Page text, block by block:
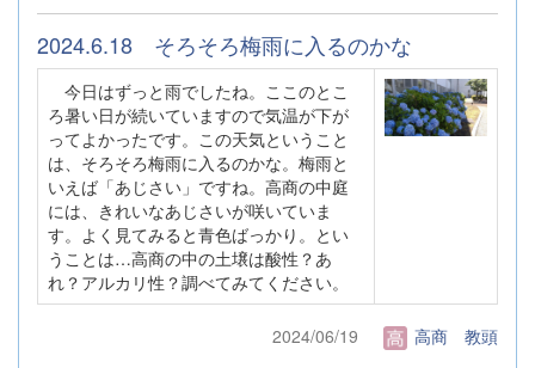
2024.6.18 そろそろ梅雨に入るのかな
今日はずっと雨でしたね。ここのとこ
ろ暑い日が続いていますので気温が下が
ってよかったです。この天気ということ
は、そろそろ梅雨に入るのかな。梅雨と
いえば「あじさい」ですね。高商の中庭
には、きれいなあじさいが咲いていま
す。よく見てみると青色ばっかり。とい
うことは…高商の中の土壌は酸性？あ
れ？アルカリ性？調べてみてください。
2024/06/19 高商 教頭